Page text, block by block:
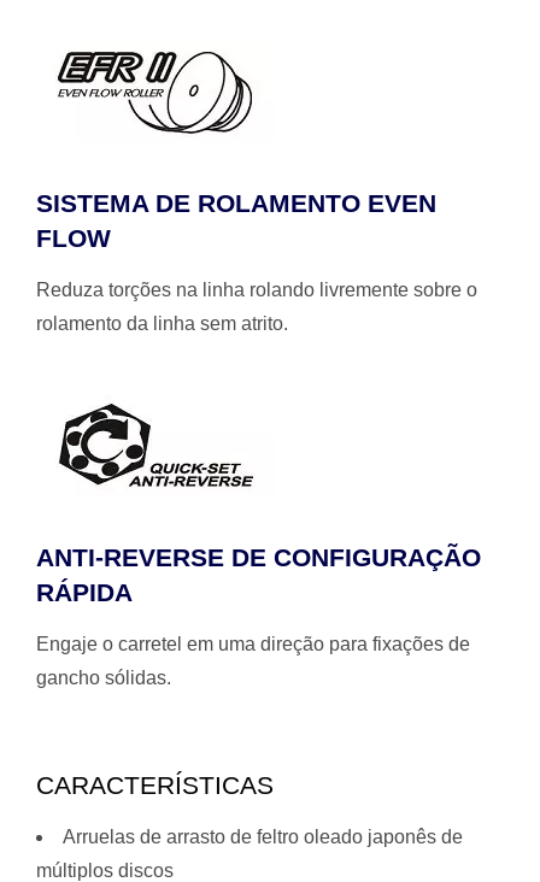
SISTEMA DE ROLAMENTO EVEN
FLOW
Reduza torções na linha rolando livremente sobre o
rolamento da linha sem atrito.
ANTI-REVERSE DE CONFIGURAÇÃO
RÁPIDA
Engaje o carretel em uma direção para fixações de
gancho sólidas.
CARACTERÍSTICAS
Arruelas de arrasto de feltro oleado japonês de
múltiplos discos